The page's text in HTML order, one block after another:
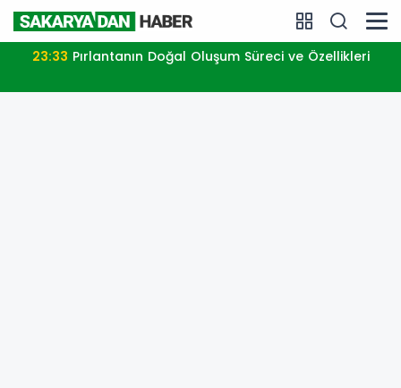
23:33 Pırlantanın Doğal Oluşum Süreci ve Özellikleri